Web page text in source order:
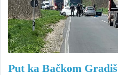
Put ka Bačkom